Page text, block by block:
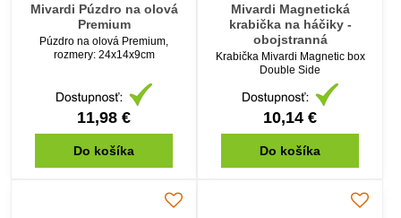
Mivardi Púzdro na olová
Premium
Púzdro na olová Premium,
rozmery: 24x14x9cm
11,98 €
Do košíka
Mivardi Magnetická
krabička na háčiky -
obojstranná
Krabička Mivardi Magnetic box
Double Side
10,14 €
Do košíka